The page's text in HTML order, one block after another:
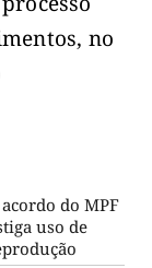
no
do MPF
uso de